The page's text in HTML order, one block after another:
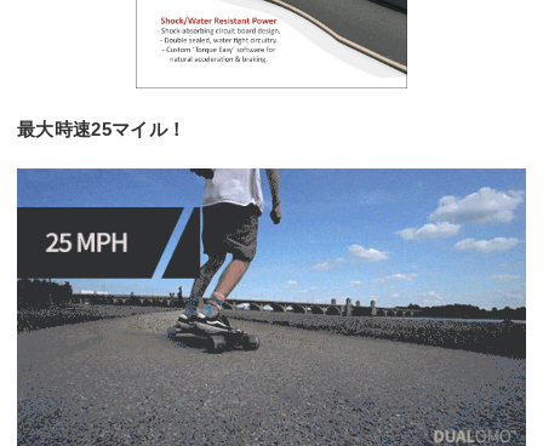
最大時速25マイル！